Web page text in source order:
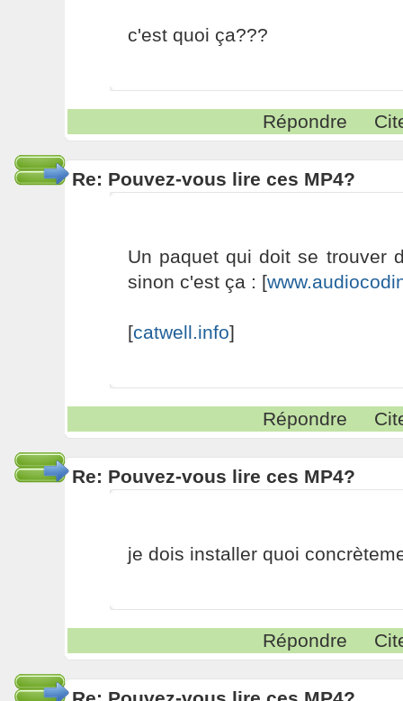
c'est quoi ça???
Répondre
Re: Pouvez-vous lire ces MP4?
Un paquet qui doit se trouver
sinon c'est ça : [
[catwell.info]
Répondre
Re: Pouvez-vous lire ces MP4?
je dois installer quoi
Répondre